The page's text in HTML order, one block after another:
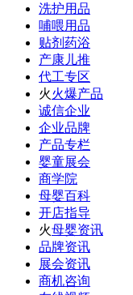
洗护用品
哺喂用品
贴剂药浴
产康儿推
代工专区
火火爆产品
诚信企业
企业品牌
产品专栏
婴童展会
商学院
母婴百科
开店指导
火母婴资讯
品牌资讯
展会资讯
商机咨询